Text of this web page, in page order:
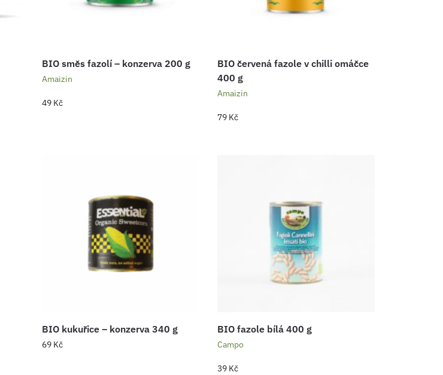
BIO směs fazolí – konzerva 200 g
Amaizin
49 Kč
BIO červená fazole v chilli omáčce
400 g
Amaizin
79 Kč
BIO kukuřice – konzerva 340 g
69 Kč
BIO fazole bílá 400 g
Campo
39 Kč